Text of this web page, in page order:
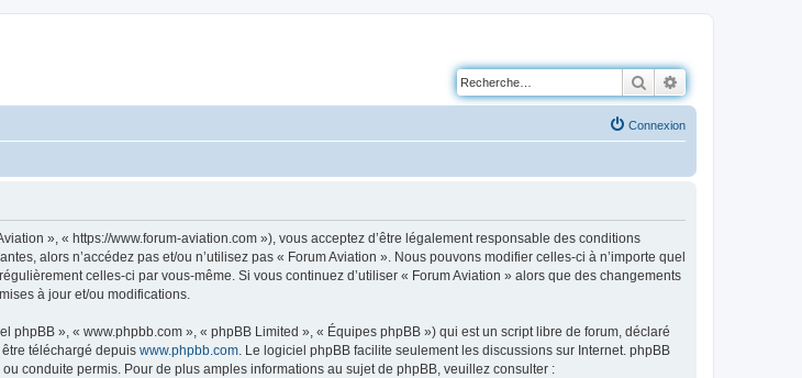
Rechercher
Connexion
», « https://www.forum-aviation.com »), vous acceptez d’être légalement responsable des conditions
alors n’accédez pas et/ou n’utilisez pas « Forum Aviation ». Nous pouvons modifier celles-ci à n’importe quel
celles-ci par vous-même. Si vous continuez d’utiliser « Forum Aviation » alors que des changements
à jour et/ou modifications.
», « www.phpbb.com », « phpBB Limited », « Équipes phpBB ») qui est un script libre de forum, déclaré
téléchargé depuis www.phpbb.com. Le logiciel phpBB facilite seulement les discussions sur Internet. phpBB
conduite permis. Pour de plus amples informations au sujet de phpBB, veuillez consulter :